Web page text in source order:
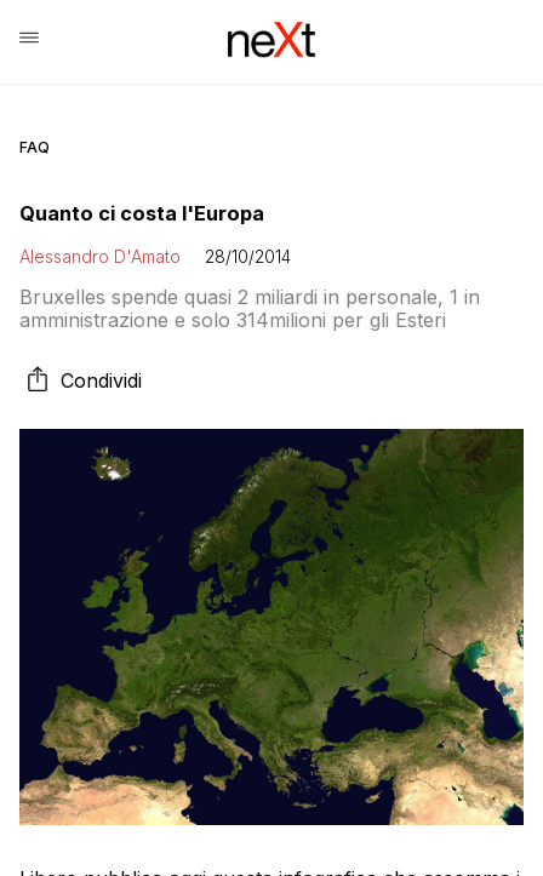
FAQ
Quanto ci costa l'Europa
Alessandro D'Amato 28/10/2014
Bruxelles spende quasi 2 miliardi in personale, 1 in
amministrazione e solo 314milioni per gli Esteri
Condividi